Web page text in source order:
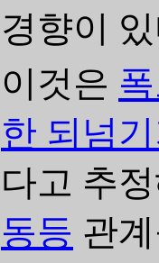
경향이
이것은
한 되넘
다고 추
동등 관